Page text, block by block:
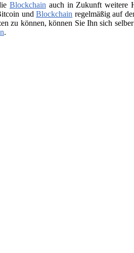
Blockchainauch in Zukunft weitere
undBlockchain regelmäßig auf
zu können, können Sie Ihn sich
.